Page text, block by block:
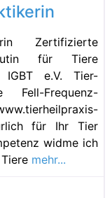
Zertifizierte
für Tiere
IGBT e.V. Tier-
Fell-Frequenz-
für Ihr Tier
widme ich
mehr...